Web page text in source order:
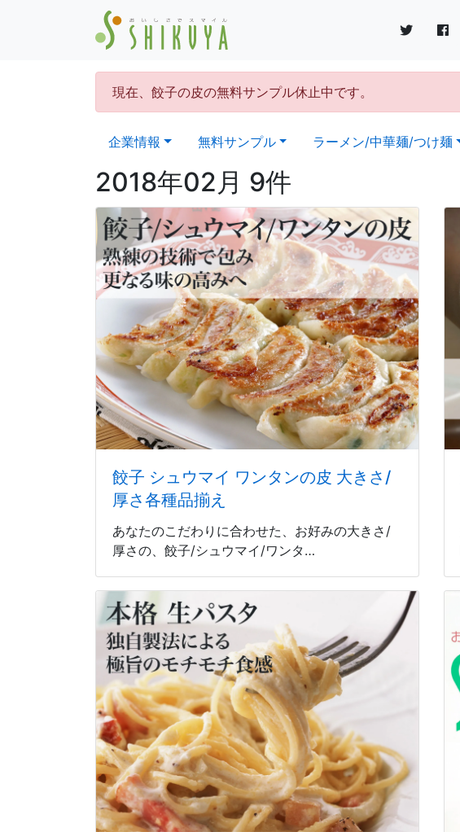
現在、餃子の皮の無料サンプル休止中です。
企業情報 無料サンプル ラーメン/中華麺/つけ麺
2018年02月 9件
餃子 シュウマイ ワンタンの皮 大きさ/
厚さ各種品揃え
あなたのこだわりに合わせた、お好みの大きさ/
厚さの、餃子/シュウマイ/ワンタ…